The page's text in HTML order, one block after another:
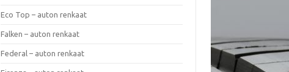
Eco Top – auton renkaat
Falken – auton renkaat
Federal – auton renkaat